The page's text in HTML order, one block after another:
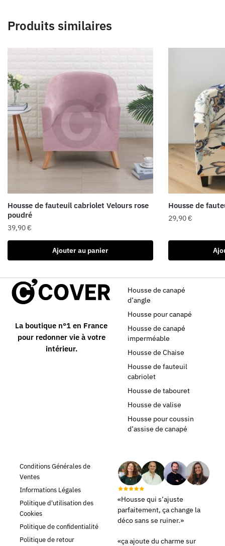
Produits similaires
Housse de fauteuil cabriolet Velours rose
poudré
39,90€
Ajouter au panier
Housse de
29,90€
La boutique n°1 en France
pour redonner vie à votre
intérieur.
Housse de canapé
d’angle
Housse pour canapé
Housse de canapé
imperméable
Housse de Chaise
Housse de fauteuil
cabriolet
Housse de tabouret
Housse de valise
Housse pour coussin
d’assise de canapé
Conditions Générales de
Ventes
Informations Légales
Politique d'utilisation des
Cookies
Politique de confidentialité
Politique de retour
«Housse qui s’ajuste
parfaitement, ça change la
déco sans se ruiner.»
«ça ajoute du charme sur